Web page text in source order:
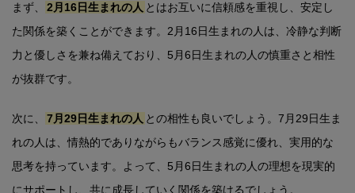
まず、 2月16日生まれの人 とはお互いに信頼感を重視し、安定し
た関係を築くことができます。2月16日生まれの人は、冷静な判断
力と優しさを兼ね備えており、5月6日生まれの人の慎重さと相性
が抜群です。
次に、 7月29日生まれの人 との相性も良いでしょう。7月29日生ま
れの人は、情熱的でありながらもバランス感覚に優れ、実用的な
思考を持っています。よって、5月6日生まれの人の理想を現実的
にサポートし、共に成長していく関係を築けるでしょう。